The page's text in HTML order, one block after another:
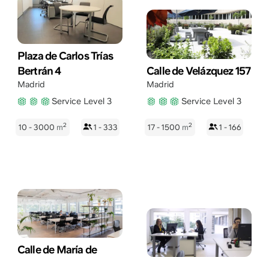
Plaza de Carlos Trías
Bertrán 4
Madrid
Service Level 3
10 - 3000 m2 1 - 333
Calle de Velázquez 157
Madrid
Service Level 3
17 - 1500 m2 1 - 166
Calle de María de